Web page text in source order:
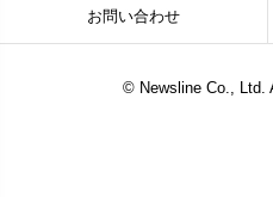
お問い合わせ
© Newsline Co., Ltd.